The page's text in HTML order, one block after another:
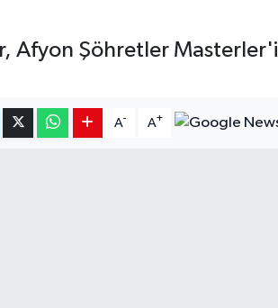
Afyon Şöhretler Masterler'i
A- A+